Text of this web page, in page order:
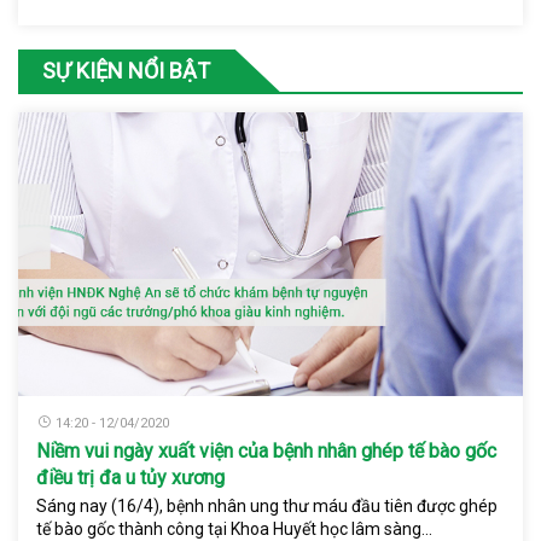
SỰ KIỆN NỔI BẬT
14:20 - 12/04/2020
Niềm vui ngày xuất viện của bệnh nhân ghép tế bào gốc
điều trị đa u tủy xương
Sáng nay (16/4), bệnh nhân ung thư máu đầu tiên được ghép
tế bào gốc thành công tại Khoa Huyết học lâm sàng...